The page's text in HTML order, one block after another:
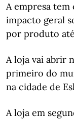
A empresa
impacto geral
por produto
A loja vai abrir
primeiro do
na cidade de
A loja em